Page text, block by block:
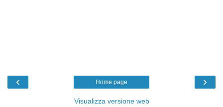
‹ ›
Home page
Visualizza versione web